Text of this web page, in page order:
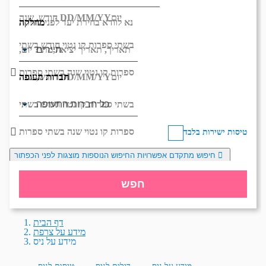
DD/MM/YYיום
בשתי ספרות קו נטוי חודש בשתי
ספרות קו נטוי שנה בשתי ספרות
נא לוודא בחירת יעד לפני בחירת
תאריך, תאריך יציאה,מתי? יום,
חודש, שנהDD/MM/YYיום
בשתי ספרות קו נטוי חודש בשתי
ספרות קו נטוי שנה בשתי ספרות
חפש
מחלקה
חברות תעופה
טיסות ישירות בלבד
חיפוש מתקדם אפשרויות החיפוש הנוספות מוצגות לפני הכפתור
דף הבית
מידע על צרפת
מידע על ניס